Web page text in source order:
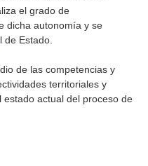
el grado de
dicha autonomía y se
de Estado.
de las competencias y
territoriales y
actual del proceso de